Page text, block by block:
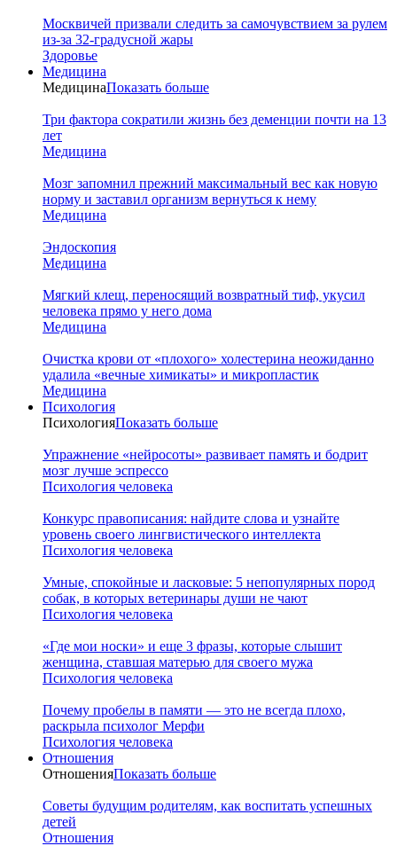
Москвичей призвали следить за самочувствием за рулем
из-за 32-градусной жары
Здоровье
Медицина
МедицинаПоказать больше
Три фактора сократили жизнь без деменции почти на 13
лет
Медицина
Мозг запомнил прежний максимальный вес как новую
норму и заставил организм вернуться к нему
Медицина
Эндоскопия
Медицина
Мягкий клещ, переносящий возвратный тиф, укусил
человека прямо у него дома
Медицина
Очистка крови от «плохого» холестерина неожиданно
удалила «вечные химикаты» и микропластик
Медицина
Психология
ПсихологияПоказать больше
Упражнение «нейросоты» развивает память и бодрит
мозг лучше эспрессо
Психология человека
Конкурс правописания: найдите слова и узнайте
уровень своего лингвистического интеллекта
Психология человека
Умные, спокойные и ласковые: 5 непопулярных пород
собак, в которых ветеринары души не чают
Психология человека
«Где мои носки» и еще 3 фразы, которые слышит
женщина, ставшая матерью для своего мужа
Психология человека
Почему пробелы в памяти — это не всегда плохо,
раскрыла психолог Мерфи
Психология человека
Отношения
ОтношенияПоказать больше
Советы будущим родителям, как воспитать успешных
детей
Отношения